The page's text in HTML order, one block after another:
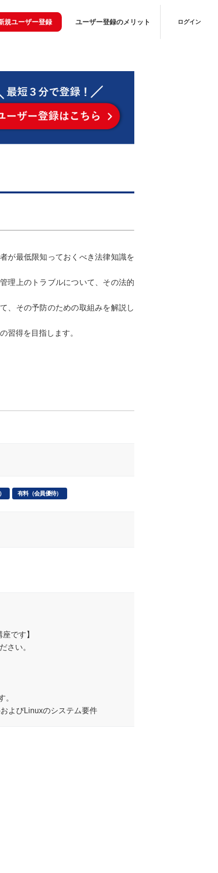
規ユーザー登録 ユーザー登録のメリット ログイン
が最低限知っておくべき法律知識を
理上のトラブルについて、その法的
、その予防のための取組みを解説し
習得を目指します。
有料（会員優待）
です】
さい。
。
よびLinuxのシステム要件